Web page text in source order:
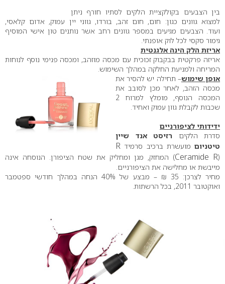
בין הצבעים בקולקציית הלקים לסתיו חורף ניתן
למצוא גוונים כגון: חום, חום זהב, בורדו, גווני יין עמוק, אדום קלאסי,
ועוד. הצבעים מגיעים במספר גוונים רחב אשר נותנים טון אישי המוסיף
גימור סקסי לכל לוק אופנתי.
אריזת הלק הינה אלגנטית
אריזה פרקטית בבקבוק זכוכית עם מכסה מוזהב, ומכסה פנימי נוסף לנוחות
המריחה ולמניעת החלקה במהלך השימוש.
אופן שימוש– תחילה יש להסיר את
מכסה הזהב, לאחר מכן לסובב את
המכסה הנוסף, מומלץ למרוח 2
שכבות לקבלת גוון עמוק ואחיד.
ידידותי לציפורניים
סדרת הלקים רזיסט אנד שיין
טיטניום מועשרת ברכיב סרמיד R
(
Ceramide R) המחזק, מגן ומחליק את שטח הציפורן. הנוסחה אינה
מייבשת או מחלישה את הציפורניים.
מחיר לצרכן: 35 ₪ – מבצע של 40% הנחה במהלך חודשי ספטמבר
ואוקטובר 2011, בכל הרשתות.